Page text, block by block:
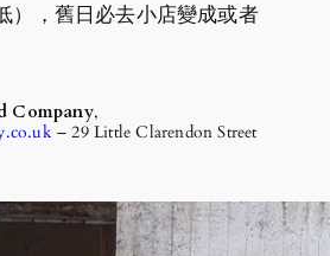
），舊日必去小店變成或者
Company,
– 29 Little Clarendon Street